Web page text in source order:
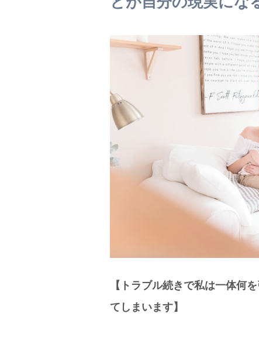
【トラブル続きで私は一体何
てしまいます】